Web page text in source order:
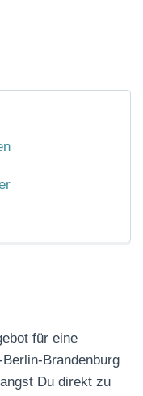
für eine
Brandenburg
Du direkt zu